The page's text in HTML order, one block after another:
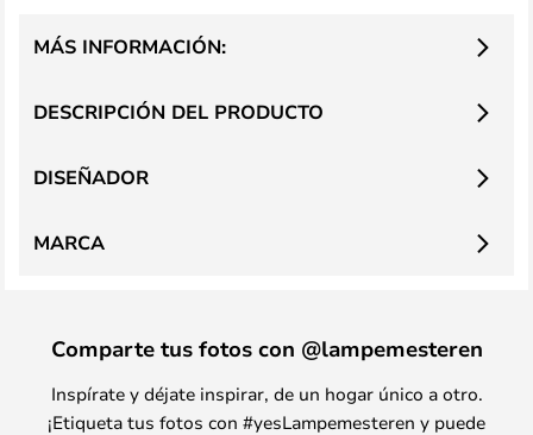
DESCRIPCIÓN DEL PRODUCTO
MÁS INFORMACIÓN:
DISEÑADOR
MARCA
Comparte tus fotos con @lampemesteren
Inspírate y déjate inspirar, de un hogar único a otro.
¡Etiqueta tus fotos con #yesLampemesteren y puede